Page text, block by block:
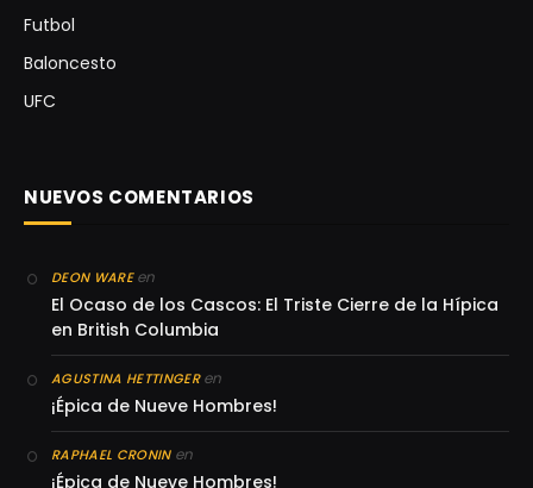
Futbol
Baloncesto
UFC
NUEVOS COMENTARIOS
DEON WAREen
El Ocaso de los Cascos: El Triste Cierre de la Hípica
en British Columbia
AGUSTINA HETTINGERen
¡Épica de Nueve Hombres!
RAPHAEL CRONINen
¡Épica de Nueve Hombres!